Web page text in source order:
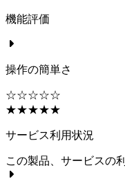
機能評価
操作の簡単さ
☆☆☆☆☆
★★★★★
サービス利用状況
この製品、サービスの